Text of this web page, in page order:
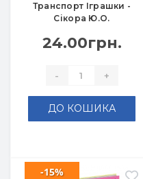
Транспорт Іграшки -
Сікора Ю.О.
24.00грн.
- +
ДО КОШИКА
-15%